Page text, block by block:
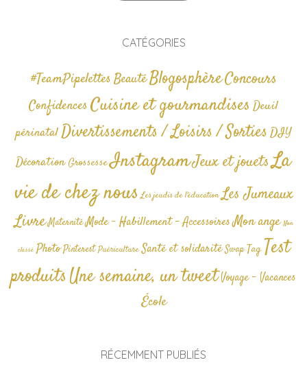
CATÉGORIES
#TeamPipelettesBeautéBlogosphèreConcours
Confidences Cuisine et gourmandises Deuil
périnatalDivertissements / Loisirs / SortiesDIY
Décoration GrossesseInstagramJeux et jouetsLa
vie de chez nous Les jeudis de l'éducation Les Jumeaux
Livre Maternité Mode - Habillement - AccessoiresMon ange Non
classé Photo Pinterest Puériculture Santé et solidarité Swap TagTest
produitsUne semaine, un tweetVoyage - Vacances
École
RÉCEMMENT PUBLIÉS